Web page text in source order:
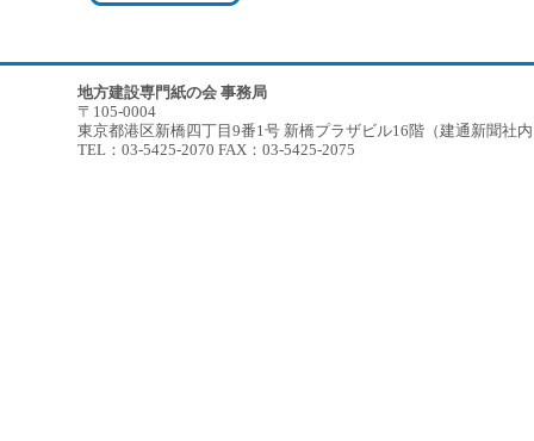
地方建設専門紙の会 事務局
〒105-0004
東京都港区新橋四丁目9番1号 新橋プラザビル16階（建通新聞社
TEL：03-5425-2070 FAX：03-5425-2075